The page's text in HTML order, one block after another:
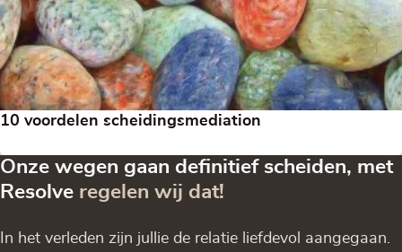
10 voordelen scheidingsmediation
Onze wegen gaan definitief scheiden, met
Resolve regelen wij dat!
In het verleden zijn jullie de relatie liefdevol aangegaan.